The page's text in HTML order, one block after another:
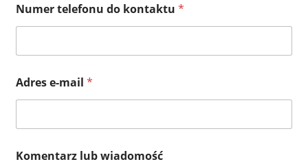
Numer telefonu do kontaktu*
Adres e-mail*
Komentarz lub wiadomość